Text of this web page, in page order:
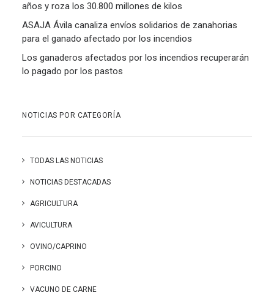
años y roza los 30.800 millones de kilos
ASAJA Ávila canaliza envíos solidarios de zanahorias
para el ganado afectado por los incendios
Los ganaderos afectados por los incendios recuperarán
lo pagado por los pastos
NOTICIAS POR CATEGORÍA
TODAS LAS NOTICIAS
NOTICIAS DESTACADAS
AGRICULTURA
AVICULTURA
OVINO/CAPRINO
PORCINO
VACUNO DE CARNE